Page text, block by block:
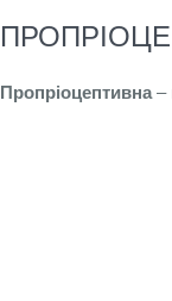
Пропріоцептивна–